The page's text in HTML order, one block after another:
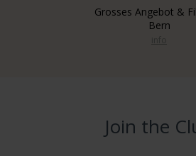
Grosses Angebot &
Bern
Join the